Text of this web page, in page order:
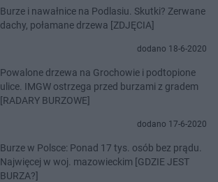
Burze i nawałnice na Podlasiu. Skutki? Zerwane
dachy, połamane drzewa [ZDJĘCIA]
dodano 18-6-2020
Powalone drzewa na Grochowie i podtopione
ulice. IMGW ostrzega przed burzami z gradem
[RADARY BURZOWE]
dodano 17-6-2020
Burze w Polsce: Ponad 17 tys. osób bez prądu.
Najwięcej w woj. mazowieckim [GDZIE JEST
BURZA?]